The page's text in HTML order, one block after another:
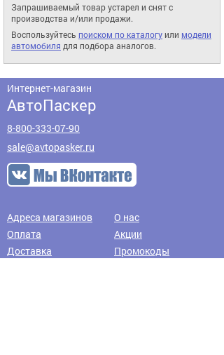
Запрашиваемый товар устарел и снят с
производства и/или продажи.
Воспользуйтесь поиском по каталогуили модели
автомобиля для подбора аналогов.
Интернет-магазин
АвтоПаскер
8-800-333-07-90
sale@avtopasker.ru
Адреса магазинов
О нас
Оплата
Акции
Доставка
Промокоды